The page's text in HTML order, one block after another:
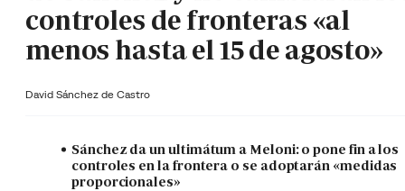
controles de fronteras «al
menos hasta el 15 de agosto»
David Sánchez de Castro
Sánchez da un ultimátum a Meloni: o pone fin a los
controles en la frontera o se adoptarán «medidas
proporcionales»